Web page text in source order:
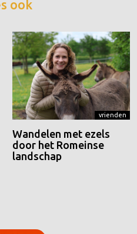
ook
vrienden
Wandelen met ezels
door het Romeinse
landschap